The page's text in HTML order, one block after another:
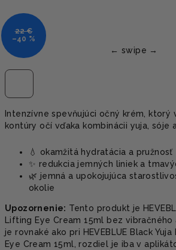
Intenzívne spevňujúci očný krém, ktorý
kontúry očí vďaka kombinácii yuja, sóje
💧 okamžitá hydratácia a pružnosť
✨ redukcia jemných liniek a
🌿 jemná a upokojujúca
okolie
Upozornenie: Tento produkt je
Lifting Eye Cream 15ml bez
je rovnaké ako pri HEVEBLUE Black
Eye Cream 15ml, rozdiel je iba v
22 €
–40 %